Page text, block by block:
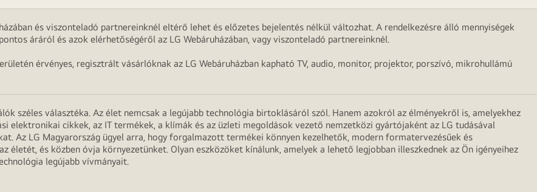
és viszonteladó partnereinknél eltérő lehet és előzetes bejelentés nélkül változhat. A rendelkezésre álló mennyiségek
áráról és azok elérhetőségéről az LG Webáruházában, vagy viszonteladó partnereinknél.
érvényes, regisztrált vásárlóknak az LG Webáruházban kapható TV, audio, monitor, projektor, porszívó, mikrohullámú
széles választéka. Az élet nemcsak a legújabb technológia birtoklásáról szól. Hanem azokról az élményekről is, amelyekhez
elektronikai cikkek, az IT termékek, a klímák és az üzleti megoldások vezető nemzetközi gyártójaként az LG tudásával
Az LG Magyarország ügyel arra, hogy forgalmazott termékei könnyen kezelhetők, modern formatervezésűek és
életét, és közben óvja környezetünket. Olyan eszközöket kínálunk, amelyek a lehető legjobban illeszkednek az Ön igényeihez
legújabb vívmányait.